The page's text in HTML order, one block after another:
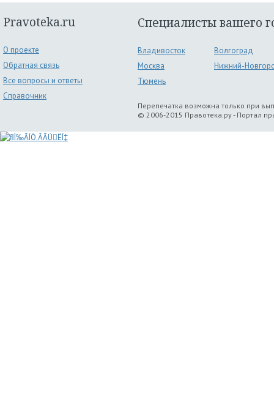
Pravoteka.ru
О проекте
Обратная связь
Все вопросы и ответы
Справочник
Специалисты вашего
Владивосток
Волгоград
Москва
Нижний-
Тюмень
Перепечатка возможна только при
© 2006-2015 Правотека.ру - Портал